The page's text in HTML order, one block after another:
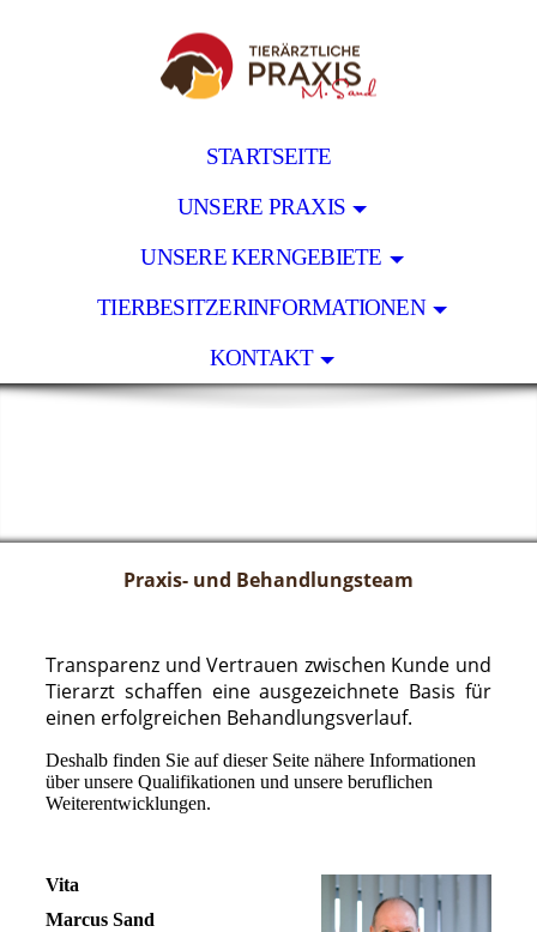
STARTSEITE
UNSERE PRAXIS
UNSERE KERNGEBIETE
TIERBESITZERINFORMATIONEN
KONTAKT
Praxis- und Behandlungsteam
Transparenz und Vertrauen zwischen Kunde und
Tierarzt schaffen eine ausgezeichnete Basis für
einen erfolgreichen Behandlungsverlauf.
Deshalb finden Sie auf dieser Seite nähere Informationen
über unsere Qualifikationen und unsere beruflichen
Weiterentwicklungen.
Vita
Marcus Sand